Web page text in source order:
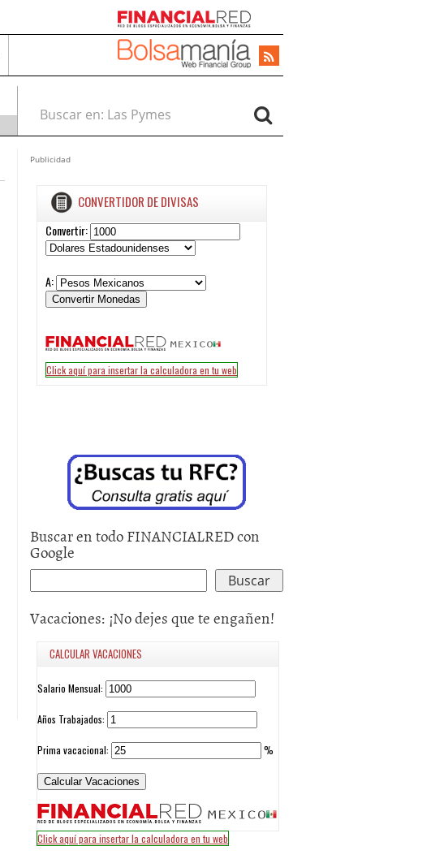
Buscar en:
Publicidad
Buscar en todo FINANCIALRED con
Google
Vacaciones: ¡No dejes que te engañen!